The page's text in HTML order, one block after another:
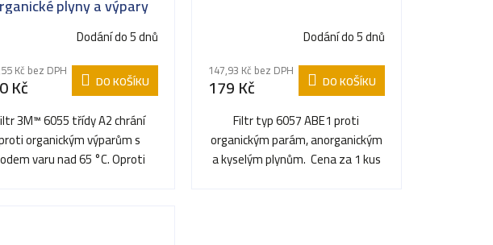
plyny a výpary
(pro masky 6000/7000)
Dodání do 5 dnů
Kč bez DPH
Kč DO KOŠÍKU
3M™ 6055 třídy A2 chrání
organickým výparům s
varu nad 65 °C. Oproti
Dodání do 5 dnů
147,93 Kč bez DPH
179 Kč DO KOŠÍKU
Filtr typ 6057 ABE1 proti
organickým parám, anorganickým
a kyselým plynům. Cena za 1 kus